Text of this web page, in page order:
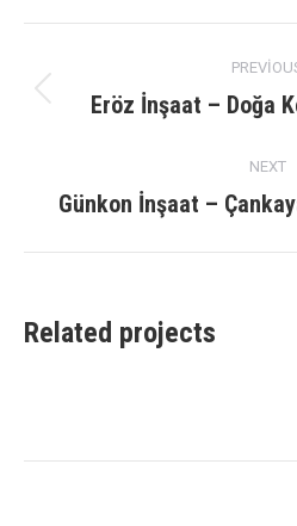
navigation
Eröz İnşaat – Doğa
NEXT
Günkon İnşaat –
Related projects